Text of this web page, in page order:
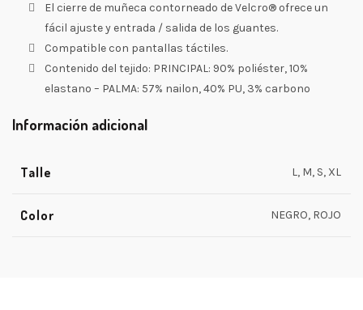
El cierre de muñeca contorneado de Velcro® ofrece un
fácil ajuste y entrada / salida de los guantes.
Compatible con pantallas táctiles.
Contenido del tejido: PRINCIPAL: 90% poliéster, 10%
elastano – PALMA: 57% nailon, 40% PU, 3% carbono
Información adicional
Talle L, M, S, XL
Color NEGRO, ROJO